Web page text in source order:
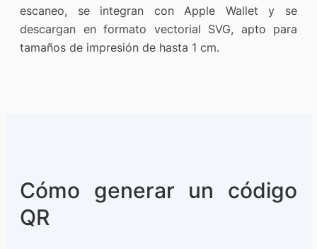
escaneo, se integran con Apple Wallet y se
descargan en formato vectorial SVG, apto para
tamaños de impresión de hasta 1 cm.
Cómo generar un código
QR